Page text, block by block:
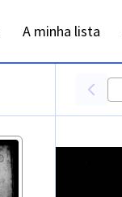
A minha lista